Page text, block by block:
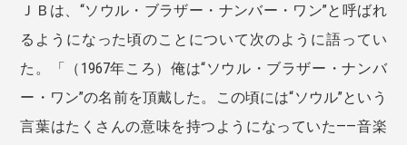
ＪＢは、“ソウル・ブラザー・ナンバー・ワン”と呼ばれ
るようになった頃のことについて次のように語ってい
た。「（1967年ころ）俺は“ソウル・ブラザー・ナンバ
ー・ワン”の名前を頂戴した。この頃には“ソウル”という
言葉はたくさんの意味を持つようになっていた――音楽